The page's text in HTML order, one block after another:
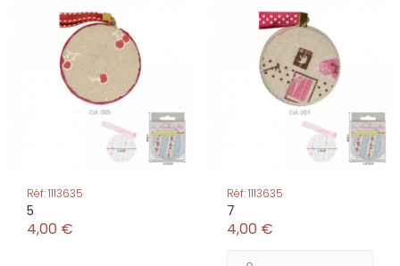
Réf: 1113635
5
4,00 €
Réf: 1113635
7
4,00 €